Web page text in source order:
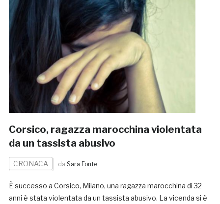
Corsico, ragazza marocchina violentata
da un tassista abusivo
CRONACA da Sara Fonte
È successo a Corsico, Milano, una ragazza marocchina di 32
anni è stata violentata da un tassista abusivo. La vicenda si è